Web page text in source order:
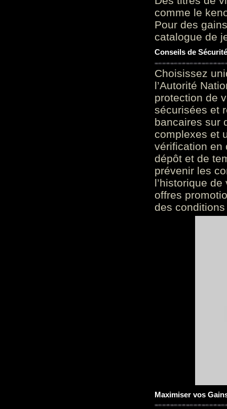
comme le
Pour des
catalogue de
Conseils de
Choisissez
l’Autorité
protection de
sécurisées et
bancaires sur
complexes et
vérification en
dépôt et de
prévenir les
l’historique
offres
des
Maximiser vos